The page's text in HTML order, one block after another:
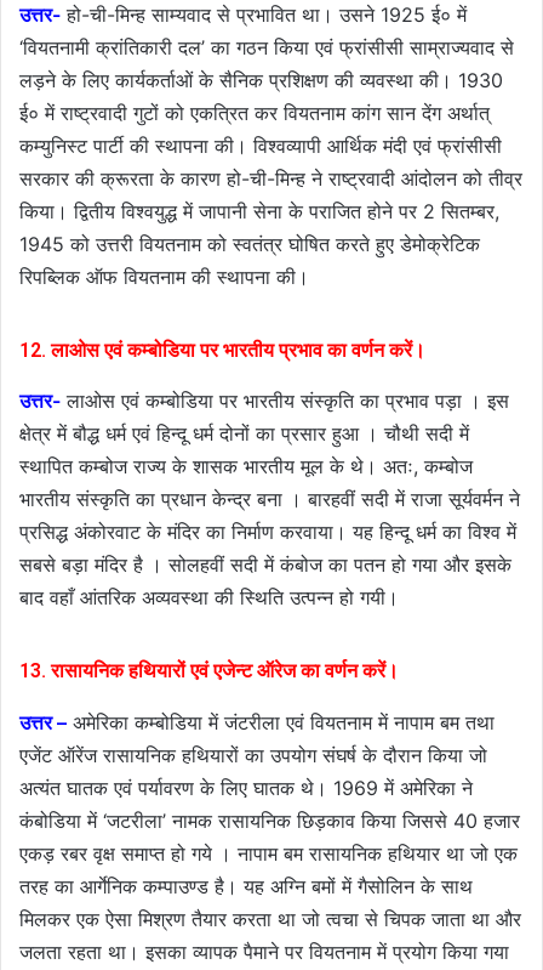
उत्तर- हो-ची-मिन्ह साम्यवाद से प्रभावित था। उसने 1925 ई० में
‘वियतनामी क्रांतिकारी दल’ का गठन किया एवं फ्रांसीसी साम्राज्यवाद से
लड़ने के लिए कार्यकर्ताओं के सैनिक प्रशिक्षण की व्यवस्था की। 1930
ई० में राष्ट्रवादी गुटों को एकत्रित कर वियतनाम कांग सान देंग अर्थात्
कम्युनिस्ट पार्टी की स्थापना की। विश्वव्यापी आर्थिक मंदी एवं फ्रांसीसी
सरकार की क्रूरता के कारण हो-ची-मिन्ह ने राष्ट्रवादी आंदोलन को तीव्र
किया। द्वितीय विश्वयुद्ध में जापानी सेना के पराजित होने पर 2 सितम्बर,
1945 को उत्तरी वियतनाम को स्वतंत्र घोषित करते हुए डेमोक्रेटिक
रिपब्लिक ऑफ वियतनाम की स्थापना की।
12. लाओस एवं कम्बोडिया पर भारतीय प्रभाव का वर्णन करें।
उत्तर- लाओस एवं कम्बोडिया पर भारतीय संस्कृति का प्रभाव पड़ा । इस
क्षेत्र में बौद्ध धर्म एवं हिन्दू धर्म दोनों का प्रसार हुआ । चौथी सदी में
स्थापित कम्बोज राज्य के शासक भारतीय मूल के थे। अतः, कम्बोज
भारतीय संस्कृति का प्रधान केन्द्र बना । बारहवीं सदी में राजा सूर्यवर्मन ने
प्रसिद्ध अंकोरवाट के मंदिर का निर्माण करवाया। यह हिन्दू धर्म का विश्व में
सबसे बड़ा मंदिर है । सोलहवीं सदी में कंबोज का पतन हो गया और इसके
बाद वहाँ आंतरिक अव्यवस्था की स्थिति उत्पन्न हो गयी।
13. रासायनिकहथियारों एवं एजेन्ट ऑरेज का वर्णन करें।
उत्तर – अमेरिका कम्बोडिया में जंटरीला एवं वियतनाम में नापाम बम तथा
एजेंट ऑरेंज रासायनिक हथियारों का उपयोग संघर्ष के दौरान किया जो
अत्यंत घातक एवं पर्यावरण के लिए घातक थे। 1969 में अमेरिका ने
कंबोडिया में ‘जटरीला’ नामक रासायनिक छिड़काव किया जिससे 40 हजार
एकड़ रबर वृक्ष समाप्त हो गये । नापाम बम रासायनिक हथियार था जो एक
तरह का आर्गेनिक कम्पाउण्ड है। यह अग्नि बमों में गैसोलिन के साथ
मिलकर एक ऐसा मिश्रण तैयार करता था जो त्वचा से चिपक जाता था और
जलता रहता था। इसका व्यापक पैमाने पर वियतनाम में प्रयोग किया गया